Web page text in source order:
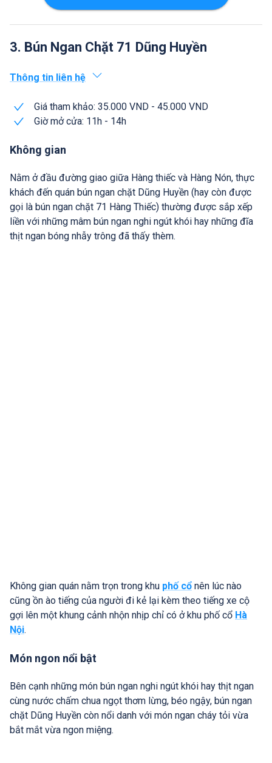
3. Bún Ngan Chặt 71 Dũng Huyền
Thông tin liên hệ
Giá tham khảo: 35.000 VND - 45.000 VND
Giờ mở cửa: 11h - 14h
Không gian
Nằm ở đầu đường giao giữa Hàng thiếc và Hàng Nón, thực
khách đến quán bún ngan chặt Dũng Huyền (hay còn được
gọi là bún ngan chặt 71 Hàng Thiếc) thường được sắp xếp
liền với những mâm bún ngan nghi ngút khói hay những đĩa
thịt ngan bóng nhẫy trông đã thấy thèm.
Không gian quán nằm trọn trong khu phố cổ nên lúc nào
cũng ồn ào tiếng của người đi kẻ lại kèm theo tiếng xe cộ
gợi lên một khung cảnh nhộn nhịp chỉ có ở khu phố cổ Hà
Nội.
Món ngon nổi bật
Bên cạnh những món bún ngan nghi ngút khói hay thịt ngan
cùng nước chấm chua ngọt thơm lừng, béo ngậy, bún ngan
chặt Dũng Huyền còn nổi danh với món ngan cháy tỏi vừa
bắt mắt vừa ngon miệng.